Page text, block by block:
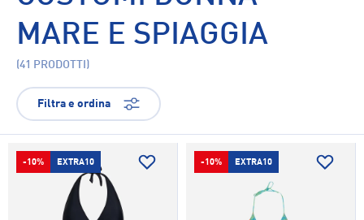
MARE E SPIAGGIA
(41 PRODOTTI)
Filtra e ordina
-10% EXTRA10 -10% EXTRA10